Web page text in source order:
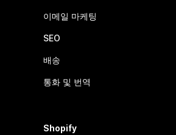
이메일 마케팅
SEO
배송
통화 및 번역
Shopify